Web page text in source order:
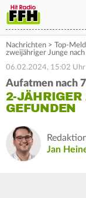
Nachrichten > Top-
zweijähriger Junge
06.02.2024, 15:02 Uhr
Aufatmen nach
2-
GEFUNDEN
Jan